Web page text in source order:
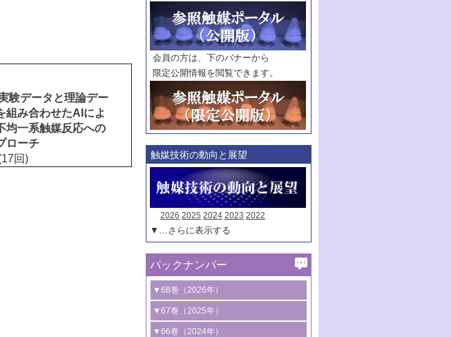
験データと理論デー
組み合わせたAIによ
均一系触媒反応への
ローチ
回)
巻
号
範囲指定
巻
号～
巻
号
触媒年鑑
年度
記事種別
マーク：
マークあり
会員の方は、下のバナーから
限定公開情報を閲覧できます。
触媒技術の動向と展望
2026 2025 2024 2023 2022
▼…さらに表示する
バックナンバー
▼68巻（2026年）
1号 過酸化水素合成に関する研究動向
2号 コンピューター技術により加速する
▼67巻（2025年）
1号 CO
水素化によるグリーン燃料/グリ
▼66巻（2024年）